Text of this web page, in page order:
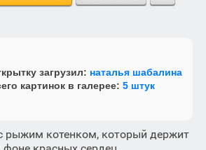
загрузил: наталья шабалина
картинок в галерее: 5 штук
рыжим котенком, который держит